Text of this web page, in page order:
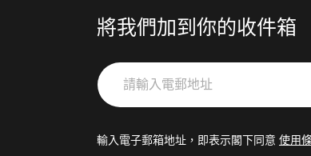
將我們加到你的收件箱
請
輸
郵
輸入電子郵箱地址，即表示閣下同意 使用